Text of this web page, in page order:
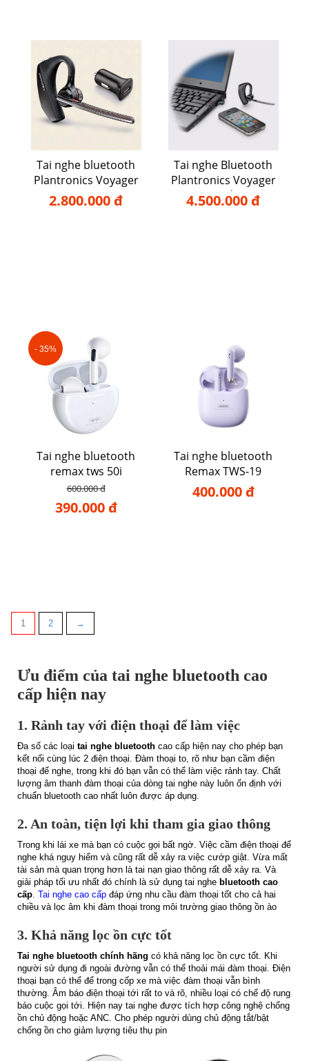
Tai nghe bluetooth
Plantronics Voyager
5220
2.800.000 đ
Tai nghe Bluetooth
Plantronics Voyager
Legend UC
4.500.000 đ
- 35%
Tai nghe bluetooth
remax tws 50i
600.000 đ
390.000 đ
Tai nghe bluetooth
Remax TWS-19
400.000 đ
1 2 →
Ưu điểm của tai nghe bluetooth cao
cấp hiện nay
1. Rảnh tay với điện thoại để làm việc
Đa số các loại tai nghe bluetooth cao cấp hiện nay cho phép bạn
kết nối cùng lúc 2 điện thoại. Đàm thoại to, rõ như bạn cầm điện
thoại để nghe, trong khi đó bạn vẫn có thể làm việc rảnh tay. Chất
lượng âm thanh đàm thoại của dòng tai nghe này luôn ổn định với
chuẩn bluetooth cao nhất luôn được áp dụng.
2. An toàn, tiện lợi khi tham gia giao thông
Trong khi lái xe mà bạn có cuộc gọi bất ngờ. Việc cầm điện thoại để
nghe khá nguy hiểm và cũng rất dễ xảy ra việc cướp giật. Vừa mất
tài sản mà quan trọng hơn là tai nạn giao thông rất dễ xảy ra. Và
giải pháp tối ưu nhất đó chính là sử dụng tai nghe bluetooth cao
cấp Tai nghe cao cấp đáp ứng nhu cầu đàm thoại tốt cho cả hai
chiều và lọc âm khi đàm thoại trong môi trường giao thông ồn ào
3. Khả năng lọc ồn cực tốt
Tai nghe bluetooth chính hãng có khả năng lọc ồn cực tốt. Khi
người sử dụng đi ngoài đường vẫn có thể thoải mái đàm thoại. Điện
thoại bạn có thể để trong cốp xe mà việc đàm thoại vẫn bình
thường. Âm báo điện thoại tới rất to và rõ, nhiều loại có chế độ rung
báo cuộc gọi tới. Hiện nay tai nghe được tích hợp công nghệ chống
ồn chủ động hoặc ANC. Cho phép người dùng chủ động tắt/bật
chống ồn cho giảm lượng tiêu thụ pin